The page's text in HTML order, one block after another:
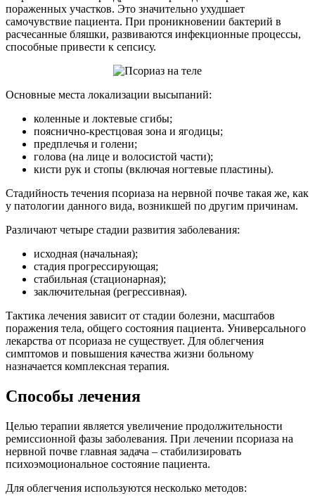
пораженных участков. Это значительно ухудшает
самочувствие пациента. При проникновении бактерий в
расчесанные бляшки, развиваются инфекционные процессы,
способные привести к сепсису.
Основные места локализации высыпаний:
коленные и локтевые сгибы;
пояснично-крестцовая зона и ягодицы;
предплечья и голени;
голова (на лице и волосистой части);
кисти рук и стопы (включая ногтевые пластины).
Стадийность течения псориаза на нервной почве такая же, как
у патологии данного вида, возникшей по другим причинам.
Различают четыре стадии развития заболевания:
исходная (начальная);
стадия прогрессирующая;
стабильная (стационарная);
заключительная (регрессивная).
Тактика лечения зависит от стадии болезни, масштабов
поражения тела, общего состояния пациента. Универсального
лекарства от псориаза не существует. Для облегчения
симптомов и повышения качества жизни больному
назначается комплексная терапия.
Способы лечения
Целью терапии является увеличение продолжительности
ремиссионной фазы заболевания. При лечении псориаза на
нервной почве главная задача – стабилизировать
психоэмоциональное состояние пациента.
Для облегчения используются несколько методов: